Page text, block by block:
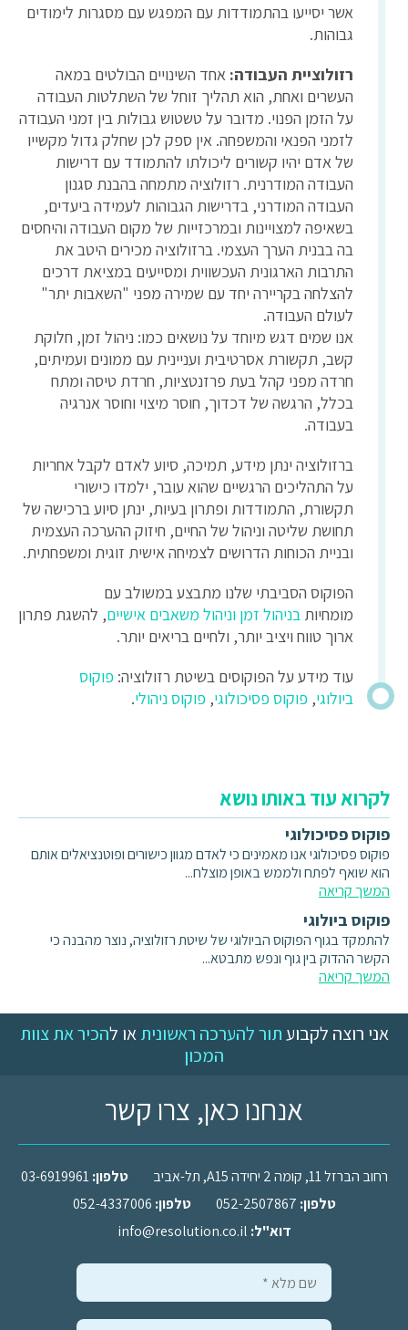
אשר יסייעו בהתמודדות עם המפגש עם מסגרות לימודים
גבוהות.
רזולוציית העבודה: אחד השינויים הבולטים במאה
העשרים ואחת, הוא תהליך זוחל של השתלטות העבודה
על הזמן הפנוי. מדובר על טשטוש גבולות בין זמני העבודה
לזמני הפנאי והמשפחה. אין ספק לכן שחלק גדול מקשייו
של אדם יהיו קשורים ליכולתו להתמודד עם דרישות
העבודה המודרנית. רזולוציה מתמחה בהבנת סגנון
העבודה המודרני, בדרישות הגבוהות לעמידה ביעדים,
בשאיפה למצויינות ובמרכזייות של מקום העבודה והיחסים
בה בבנית הערך העצמי. ברזולוציה מכירים היטב את
התרבות הארגונית העכשווית ומסייעים במציאת דרכים
להצלחה בקריירה יחד עם שמירה מפני "השאבות יתר"
לעולם העבודה.
אנו שמים דגש מיוחד על נושאים כמו: ניהול זמן, חלוקת
קשב, תקשורת אסרטיבית ועניינית עם ממונים ועמיתים,
חרדה מפני קהל בעת פרזנטציות, חרדת טיסה ומתח
בכלל, הרגשה של דכדוך, חוסר מיצוי וחוסר אנרגיה
בעבודה.
ברזולוציה ינתן מידע, תמיכה, סיוע לאדם לקבל אחריות
על התהליכים הרגשיים שהוא עובר, ילמדו כישורי
תקשורת, התמודדות ופתרון בעיות, ינתן סיוע ברכישה של
תחושת שליטה וניהול של החיים, חיזוק ההערכה העצמית
ובניית הכוחות הדרושים לצמיחה אישית זוגית ומשפחתית.
הפוקוס הסביבתי שלנו מתבצע במשולב עם
מומחיות בניהול זמן וניהול משאבים אישיים, להשגת פתרון
ארוך טווח ויציב יותר, ולחיים בריאים יותר.
עוד מידע על הפוקוסים בשיטת רזולוציה: פוקוס
ביולוגי, פוקוס פסיכולוגי, פוקוס ניהולי.
לקרוא עוד באותו נושא
פוקוס פסיכולוגי
פוקוס פסיכולוגי אנו מאמינים כי לאדם מגוון כישורים ופוטנציאלים אותם
הוא שואף לפתח ולממש באופן מוצלח...
המשך קריאה
פוקוס ביולוגי
להתמקד בגוף הפוקוס הביולוגי של שיטת רזולוציה, נוצר מהבנה כי
הקשר ההדוק בין גוף ונפש מתבטא...
המשך קריאה
אני רוצה לקבועתור להערכה ראשוניתאו להכיר את צוות
המכון
אנחנו כאן, צרו קשר
רחוב הברזל 11, קומה 2 יחידה A15, תל-אביב טלפון: 03-6919961
טלפון: 052-2507867 טלפון: 052-4337006
דוא"ל: info@resolution.co.il